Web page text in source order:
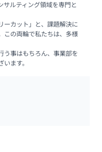
ルティング領域を専⾨と
ーカット」と、課題解決に
この両輪で私たちは、多様
う事はもちろん、事業部を
ます。